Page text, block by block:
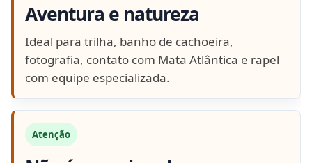
Aventura e natureza
Ideal para trilha, banho de cachoeira,
fotografia, contato com Mata Atlântica e rapel
com equipe especializada.
Atenção